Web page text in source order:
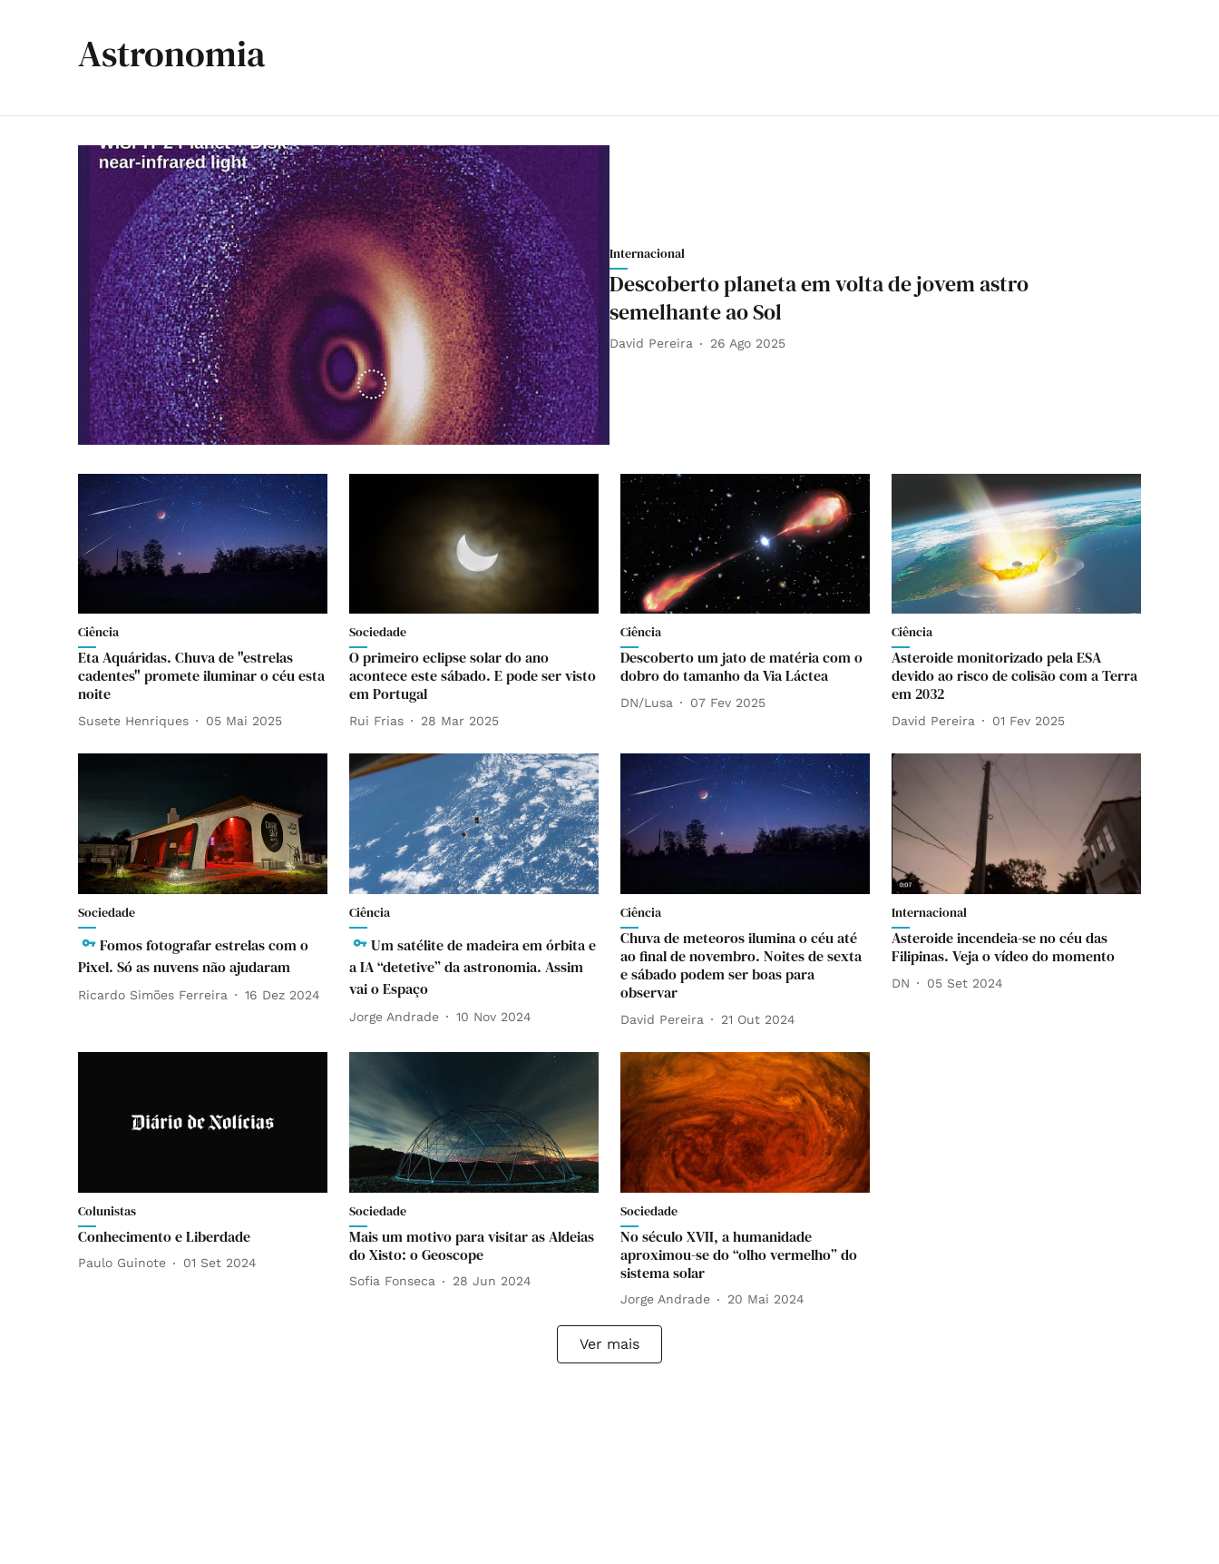
Astronomia
Internacional
Descoberto planeta em volta de jovem astro
semelhante ao Sol
David Pereira 26 Ago 2025
Ciência
Eta Aquáridas. Chuva de "estrelas
cadentes" promete iluminar o céu esta
noite
Susete Henriques 05 Mai 2025
Sociedade
O primeiro eclipse solar do ano
acontece este sábado. E pode ser visto
em Portugal
Rui Frias 28 Mar 2025
Ciência
Descoberto um jato de matéria com o
dobro do tamanho da Via Láctea
DN/Lusa 07 Fev 2025
Ciência
Asteroide monitorizado pela ESA
devido ao risco de colisão com a Terra
em 2032
David Pereira 01 Fev 2025
Sociedade
Fomos fotografar estrelas com o
Pixel. Só as nuvens não ajudaram
Ricardo Simões Ferreira 16 Dez 2024
Ciência
Um satélite de madeira em órbita e
a IA “detetive” da astronomia. Assim
vai o Espaço
Jorge Andrade 10 Nov 2024
Ciência
Chuva de meteoros ilumina o céu até
ao final de novembro. Noites de sexta
e sábado podem ser boas para
observar
David Pereira 21 Out 2024
Internacional
Asteroide incendeia-se no céu das
Filipinas. Veja o vídeo do momento
DN 05 Set 2024
Colunistas
Conhecimento e Liberdade
Paulo Guinote 01 Set 2024
Sociedade
Mais um motivo para visitar as Aldeias
do Xisto: o Geoscope
Sofia Fonseca 28 Jun 2024
Sociedade
No século XVII, a humanidade
aproximou-se do “olho vermelho” do
sistema solar
Jorge Andrade 20 Mai 2024
Ver mais